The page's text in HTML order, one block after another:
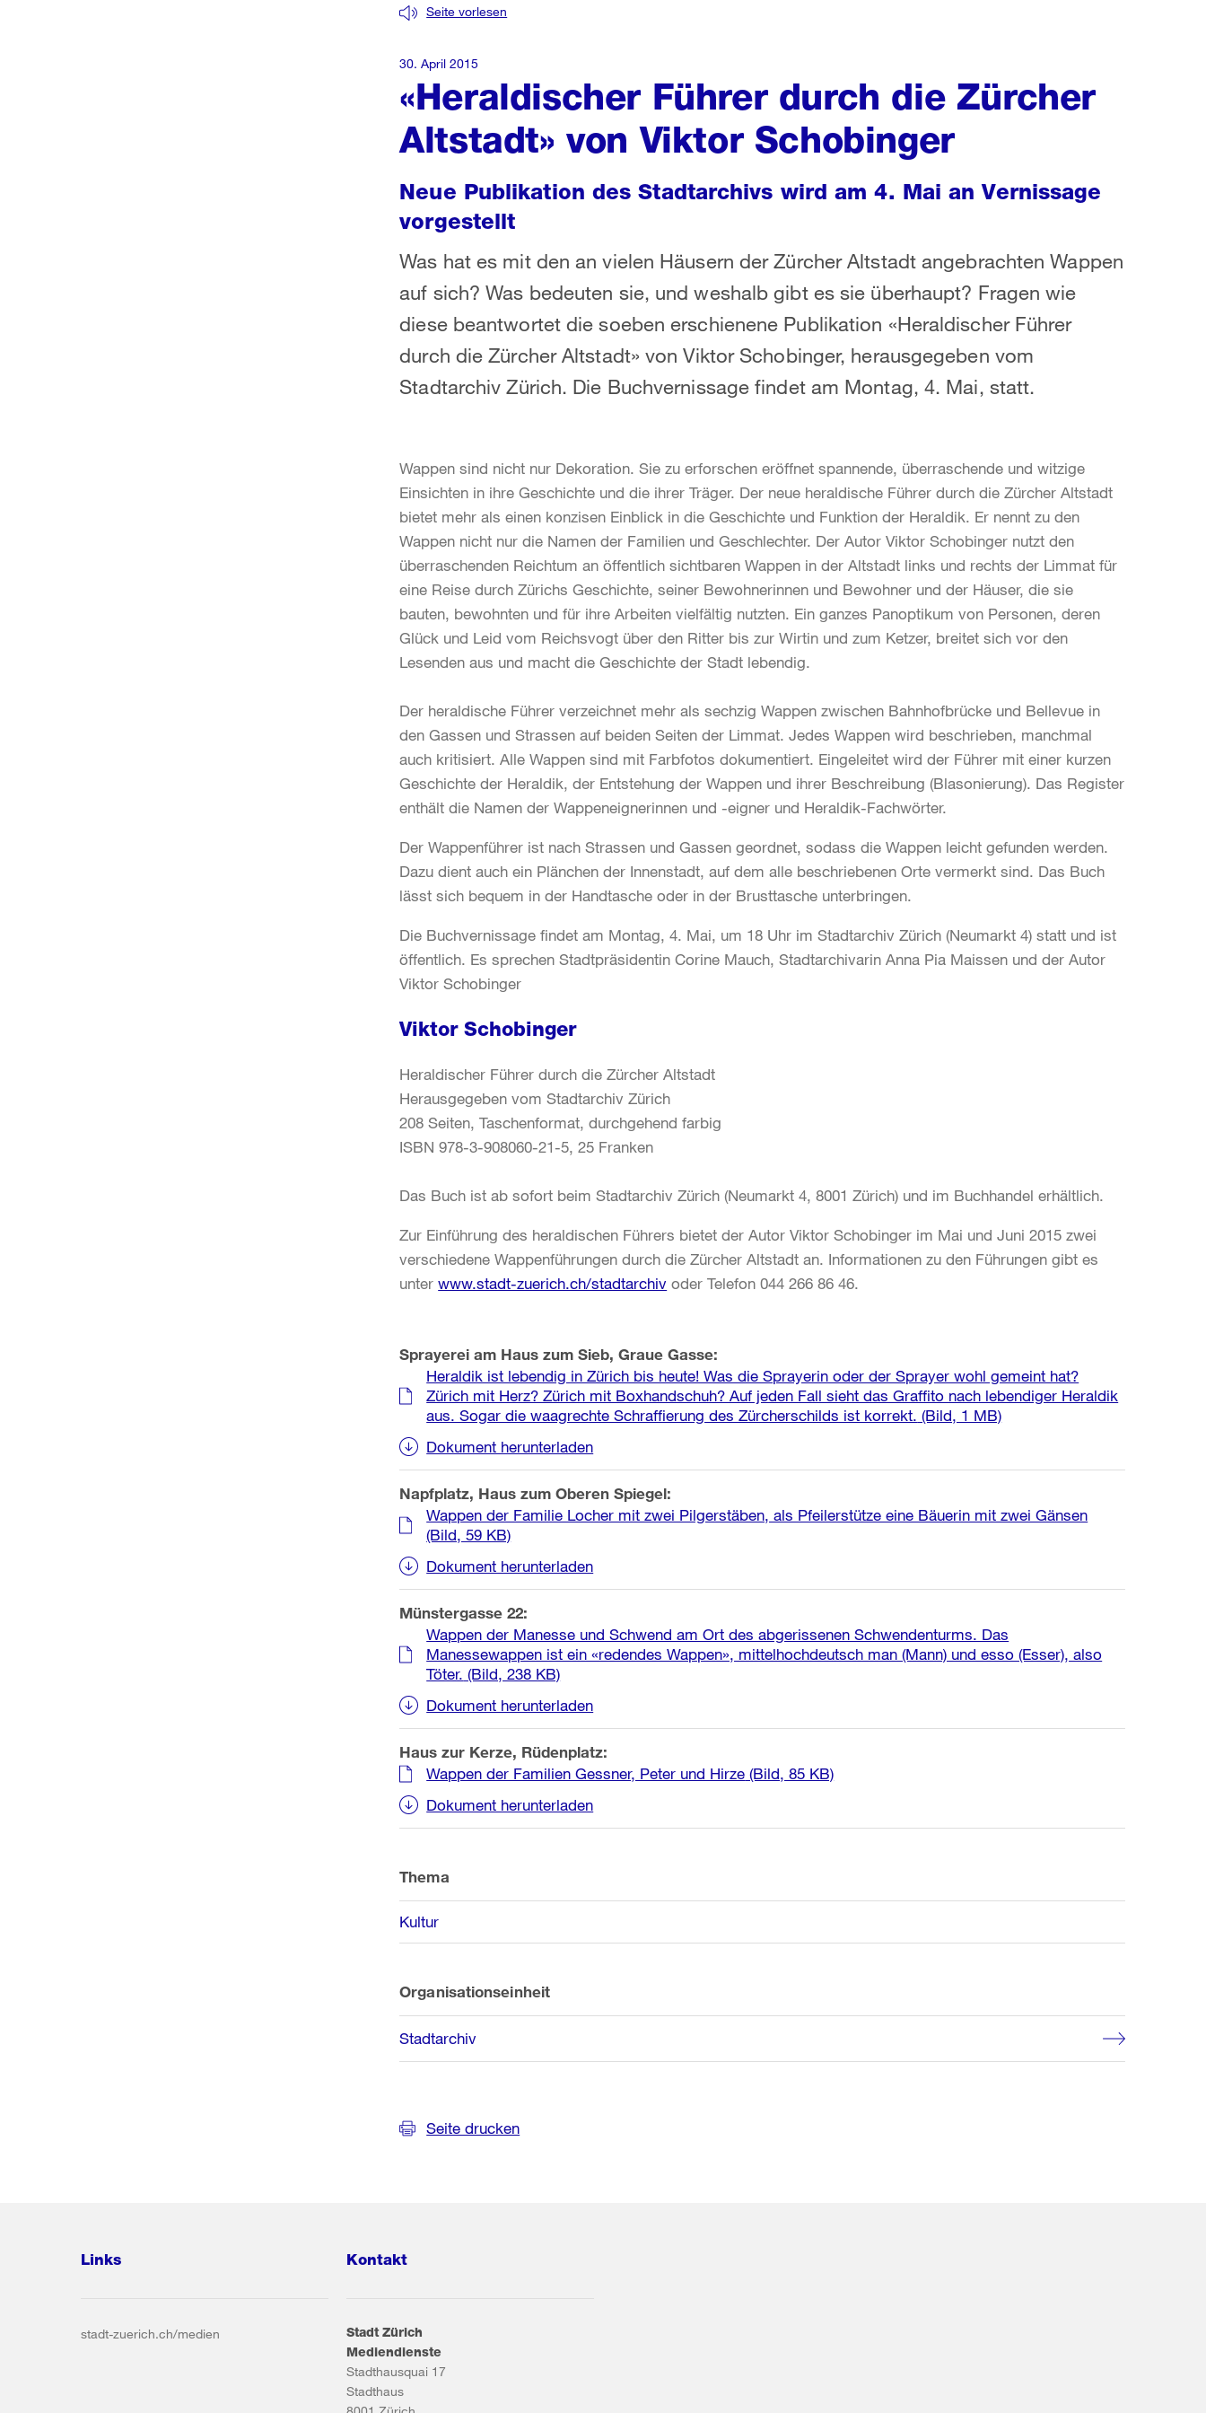
«Heraldischer Führer durch die Zürcher
Altstadt» von Viktor Schobinger
Seite vorlesen
Neue Publikation des Stadtarchivs wird am 4. Mai an Vernissage
vorgestellt
Was hat es mit den an vielen Häusern der Zürcher Altstadt angebrachten Wappen
auf sich? Was bedeuten sie, und weshalb gibt es sie überhaupt? Fragen wie
diese beantwortet die soeben erschienene Publikation «Heraldischer Führer
durch die Zürcher Altstadt» von Viktor Schobinger, herausgegeben vom
Stadtarchiv Zürich. Die Buchvernissage findet am Montag, 4. Mai, statt.
30. April 2015
Wappen sind nicht nur Dekoration. Sie zu erforschen eröffnet spannende, überraschende und witzige
Einsichten in ihre Geschichte und die ihrer Träger. Der neue heraldische Führer durch die Zürcher Altstadt
bietet mehr als einen konzisen Einblick in die Geschichte und Funktion der Heraldik. Er nennt zu den
Wappen nicht nur die Namen der Familien und Geschlechter. Der Autor Viktor Schobinger nutzt den
überraschenden Reichtum an öffentlich sichtbaren Wappen in der Altstadt links und rechts der Limmat für
eine Reise durch Zürichs Geschichte, seiner Bewohnerinnen und Bewohner und der Häuser, die sie
bauten, bewohnten und für ihre Arbeiten vielfältig nutzten. Ein ganzes Panoptikum von Personen, deren
Glück und Leid vom Reichsvogt über den Ritter bis zur Wirtin und zum Ketzer, breitet sich vor den
Lesenden aus und macht die Geschichte der Stadt lebendig.
Der heraldische Führer verzeichnet mehr als sechzig Wappen zwischen Bahnhofbrücke und Bellevue in
den Gassen und Strassen auf beiden Seiten der Limmat. Jedes Wappen wird beschrieben, manchmal
auch kritisiert. Alle Wappen sind mit Farbfotos dokumentiert. Eingeleitet wird der Führer mit einer kurzen
Geschichte der Heraldik, der Entstehung der Wappen und ihrer Beschreibung (Blasonierung). Das Register
enthält die Namen der Wappeneignerinnen und -eigner und Heraldik-Fachwörter.
Der Wappenführer ist nach Strassen und Gassen geordnet, sodass die Wappen leicht gefunden werden.
Dazu dient auch ein Plänchen der Innenstadt, auf dem alle beschriebenen Orte vermerkt sind. Das Buch
lässt sich bequem in der Handtasche oder in der Brusttasche unterbringen.
Die Buchvernissage findet am Montag, 4. Mai, um 18 Uhr im Stadtarchiv Zürich (Neumarkt 4) statt und ist
öffentlich. Es sprechen Stadtpräsidentin Corine Mauch, Stadtarchivarin Anna Pia Maissen und der Autor
Viktor Schobinger
Viktor Schobinger
Heraldischer Führer durch die Zürcher Altstadt
Herausgegeben vom Stadtarchiv Zürich
208 Seiten, Taschenformat, durchgehend farbig
ISBN 978-3-908060-21-5, 25 Franken
Das Buch ist ab sofort beim Stadtarchiv Zürich (Neumarkt 4, 8001 Zürich) und im Buchhandel erhältlich.
Zur Einführung des heraldischen Führers bietet der Autor Viktor Schobinger im Mai und Juni 2015 zwei
verschiedene Wappenführungen durch die Zürcher Altstadt an. Informationen zu den Führungen gibt es
unterwww.stadt-zuerich.ch/stadtarchiv oder Telefon 044 266 86 46.
Weitere
Informationen
Sprayerei am Haus zum Sieb, Graue Gasse:
Heraldik ist lebendig in Zürich bis heute! Was die Sprayerin oder der Sprayer wohl gemeint hat?
Zürich mit Herz? Zürich mit Boxhandschuh? Auf jeden Fall sieht das Graffito nach lebendiger Heraldik
aus. Sogar die waagrechte Schraffierung des Zürcherschilds ist korrekt. (Bild, 1 MB)
Dokument herunterladen
Napfplatz, Haus zum Oberen Spiegel:
Wappen der Familie Locher mit zwei Pilgerstäben, als Pfeilerstütze eine Bäuerin mit zwei Gänsen
(Bild, 59 KB)
Dokument herunterladen
Münstergasse 22:
Wappen der Manesse und Schwend am Ort des abgerissenen Schwendenturms. Das
Manessewappen ist ein «redendes Wappen», mittelhochdeutsch man (Mann) und esso (Esser), also
Töter. (Bild, 238 KB)
Dokument herunterladen
Haus zur Kerze, Rüdenplatz:
Wappen der Familien Gessner, Peter und Hirze (Bild, 85 KB)
Dokument herunterladen
Thema
Kultur
Organisationseinheit
Stadtarchiv
Seite drucken
Links
stadt-zuerich.ch/medien
Kontakt
Stadt Zürich
Mediendienste
Stadthausquai 17
Stadthaus